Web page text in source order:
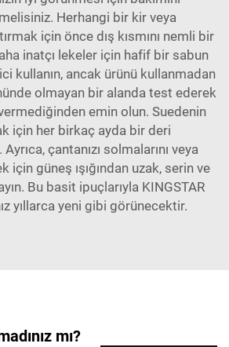
Herhangi bir kir veya
için önce dış kısmını nemli bir
inatçı lekeler için hafif bir sabun
kullanın, ancak ürünü kullanmadan
olmayan bir alanda test ederek
emin olun. Suedenin
için her birkaç ayda bir deri
çantanızı solmalarını veya
için güneş ışığından uzak, serin ve
Bu basit ipuçlarıyla KINGSTAR
yıllarca yeni gibi görünecektir.
mı?